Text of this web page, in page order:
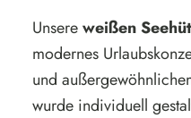
Unsereweißen
modernes
und
wurde individuell